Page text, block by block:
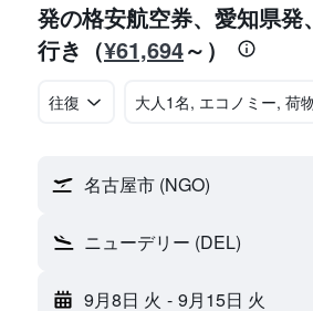
発の格安航空券、愛知県​発​
行き​（¥61,694​～）
往復 大人1名, エコノミー, 荷
名古屋市 (NGO)
ニューデリー (DEL)
9月8日 火 - 9月15日 火